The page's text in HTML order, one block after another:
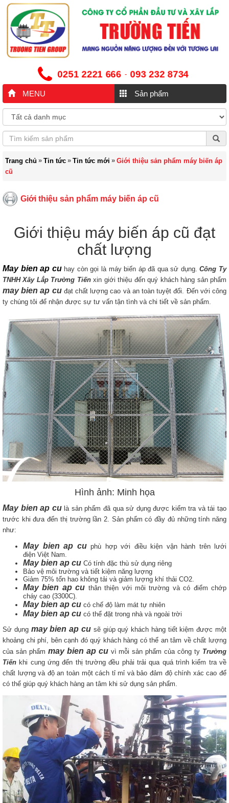
0251 2221 666 - 093 232 8734
MENU Sản phẩm
Trang chủ » Tin tức » Tin tức mới » Giới thiệu sản phẩm máy biến áp
cũ
Giới thiệu sản phẩm máy biến áp cũ
Giới thiệu máy biến áp cũ đạt
chất lượng
May bien ap cuhay còn gọi là máy biến áp đã qua sử dụng.Công Ty
TNHH Xây Lắp Trường Tiếnxin giới thiệu đến quý khách hàng sản phẩm
may bien ap cuđạt chất lượng cao và an toàn tuyệt đối. Đến với công
ty chúng tôi để nhận được sự tư vấn tận tình và chi tiết về sản phẩm.
Hình ảnh: Minh họa
May bien ap culà sản phẩm đã qua sử dụng được kiểm tra và tái tạo
trước khi đưa đến thị trường lần 2. Sản phẩm có đầy đủ những tính năng
như:
May bien ap cuphù hợp với điều kiện vận hành trên lưới
điện Việt Nam.
May bien ap cu Có tính đặc thù sử dụng riêng
Bảo vệ môi trường và tiết kiệm năng lượng
Giảm 75% tổn hao không tải và giảm lượng khí thải CO2.
May bien ap cu thân thiện với môi trường và có điểm chớp
cháy cao (3300C).
May bien ap cu có chế độ làm mát tự nhiên
May bien ap cu có thể đặt trong nhà và ngoài trời
Sử dụng may bien ap cusẽ giúp quý khách hàng tiết kiệm được một
khoảng chi phí, bên cạnh đó quý khách hàng có thể an tâm về chất lượng
của sản phẩm may bien ap cuvì mỗi sản phẩm của công ty Trường
Tiến khi cung ứng đến thị trường đều phải trải qua quá trình kiểm tra về
chất lượng và độ an toàn một cách tỉ mỉ và bảo đảm độ chính xác cao để
có thể giúp quý khách hàng an tâm khi sử dụng sản phẩm.